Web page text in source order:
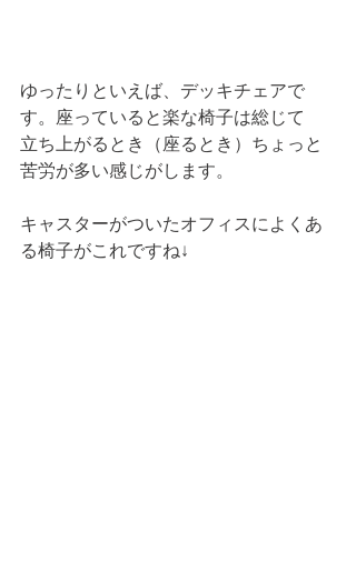
ゆったりといえば、デッキチェアで
す。座っていると楽な椅子は総じて
立ち上がるとき（座るとき）ちょっと
苦労が多い感じがします。
キャスターがついたオフィスによくあ
る椅子がこれですね↓